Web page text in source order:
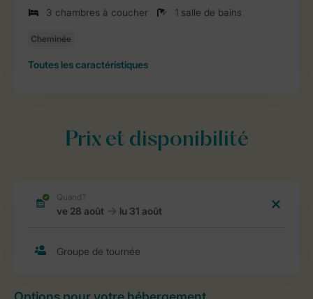
3 chambres à coucher
1 salle de bains
Toutes les caractéristiques
Prix et disponibilité